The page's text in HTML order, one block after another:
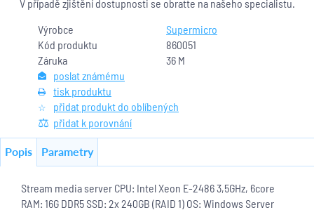
Výrobce
Supermicro
Kód produktu
860051
Záruka
36 M
poslat známému
tisk produktu
přidat produkt do oblíbených
přidat k porovnání
V případě zjištění dostupnosti se obraťte na našeho specialistu.
Popis Parametry
Stream media server CPU: Intel Xeon E-2486 3,5GHz, 6core
RAM: 16G DDR5 SSD: 2x 240GB (RAID 1) OS: Windows Server